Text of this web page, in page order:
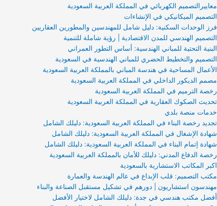
معاييرالتصميم الكهربائي في المملكة العربية السعودية
التصميم الميكانيكي في الإنشاءات
فرز الوحدات السكنية: دليل شامل للمهندسين والمطورين العقاريين
التصميم الهندسي للمدن الاقتصادية | رؤية شاملة للتنمية
البنية التحتية للمباني الهندسية: أساس التطور العمراني
التصميم والتخطيط الحضري للمباني الهندسية في السعودية
الأعمال المساحية في هندسة المباني بالمملكة العربية السعودية
مصمم الديكور الداخلي في المملكة العربية السعودية
رخصة الترميم في المملكة العربية السعودية
تحديث الصكوك العقارية في المملكة العربية السعودية
خدمات منصة بلدي
تجديد رخصة البناء في المملكة العربية السعودية: دليلك الشامل
شهادة الإشغال في المملكة العربية السعودية: دليلك الشامل
شهادة إتمام البناء في المملكة العربية السعودية: دليلك الشامل
رخصة الدفاع المدني: دليلك للأمان بالمملكة العربية السعودية
اكبر المكاتب الاستشارية بالسعودية
مكتب التصميم: قلب الإبداع في عالم الهندسة والعمارة
مهندسون استشاريون | دورهم في تشكيل مستقبل الصناعة والبناء
أفضل مكتب هندسي في جدة: دليلك الشامل لاختيار الأفضل